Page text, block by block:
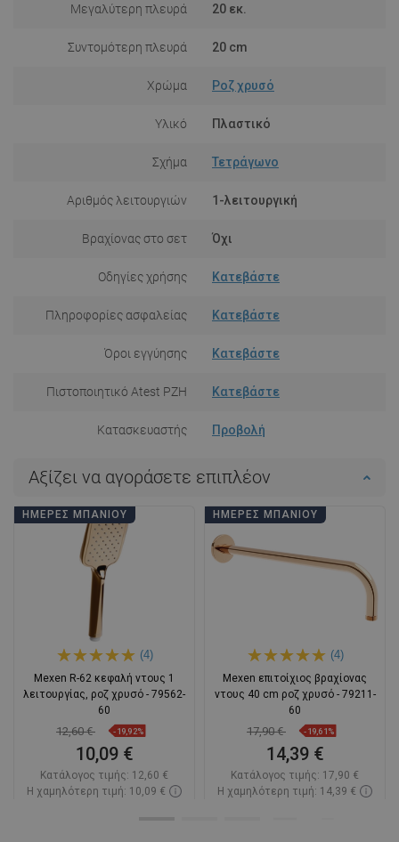
Μεγαλύτερη πλευρά 20 εκ.
Συντομότερη πλευρά 20 cm
Χρώμα Ροζ χρυσό
Υλικό Πλαστικό
Σχήμα Τετράγωνο
Αριθμός λειτουργιών 1-λειτουργική
Βραχίονας στο σετ Όχι
Οδηγίες χρήσης Κατεβάστε
Πληροφορίες ασφαλείας Κατεβάστε
Όροι εγγύησης Κατεβάστε
Πιστοποιητικό Atest PZH Κατεβάστε
Κατασκευαστής Προβολή
Αξίζει να αγοράσετε επιπλέον
ΗΜΈΡΕΣ ΜΠΆΝΙΟΥ
(4)
Mexen R-62 κεφαλή ντους 1
λειτουργίας, ροζ χρυσό - 79562-
60
12,60 € -19,92%
10,09 €
Κατάλογος τιμής: 12,60 €
Η χαμηλότερη τιμή: 10,09 €
ΗΜΈΡΕΣ ΜΠΆΝΙΟΥ
(4)
Mexen επιτοίχιος βραχίονας
ντους 40 cm ροζ χρυσό - 79211-
60
17,90 € -19,61%
14,39 €
Κατάλογος τιμής: 17,90 €
Η χαμηλότερη τιμή: 14,39 €